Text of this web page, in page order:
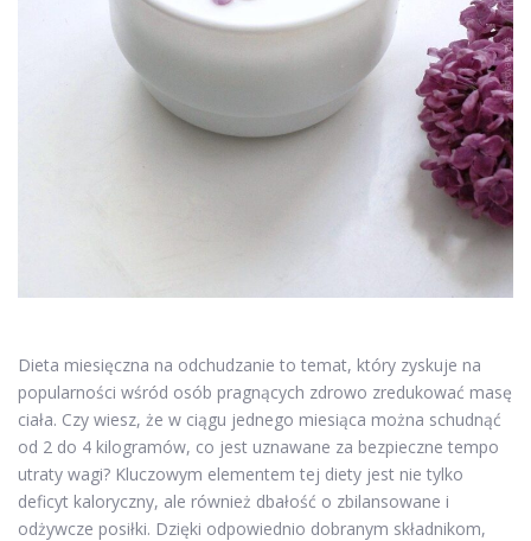
Dieta miesięczna na odchudzanie to temat, który zyskuje na
popularności wśród osób pragnących zdrowo zredukować masę
ciała. Czy wiesz, że w ciągu jednego miesiąca można schudnąć
od 2 do 4 kilogramów, co jest uznawane za bezpieczne tempo
utraty wagi? Kluczowym elementem tej diety jest nie tylko
deficyt kaloryczny, ale również dbałość o zbilansowane i
odżywcze posiłki. Dzięki odpowiednio dobranym składnikom,